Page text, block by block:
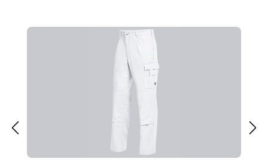
Productgalerij overslaan